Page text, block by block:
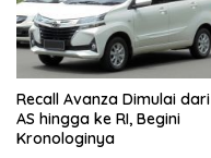
Recall Avanza Dimulai dari
AS hingga ke RI, Begini
Kronologinya